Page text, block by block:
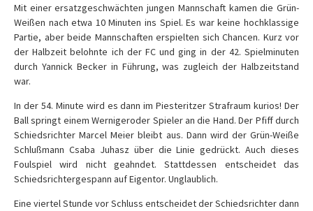
Mit einer ersatzgeschwächten jungen Mannschaft kamen die Grün-
Weißen nach etwa 10 Minuten ins Spiel. Es war keine hochklassige
Partie, aber beide Mannschaften erspielten sich Chancen. Kurz vor
der Halbzeit belohnte ich der FC und ging in der 42. Spielminuten
durch Yannick Becker in Führung, was zugleich der Halbzeitstand
war.
In der 54. Minute wird es dann im Piesteritzer Strafraum kurios! Der
Ball springt einem Wernigeroder Spieler an die Hand. Der Pfiff durch
Schiedsrichter Marcel Meier bleibt aus. Dann wird der Grün-Weiße
Schlußmann Csaba Juhasz über die Linie gedrückt. Auch dieses
Foulspiel wird nicht geahndet. Stattdessen entscheidet das
Schiedsrichtergespann auf Eigentor. Unglaublich.
Eine viertel Stunde vor Schluss entscheidet der Schiedsrichter dann